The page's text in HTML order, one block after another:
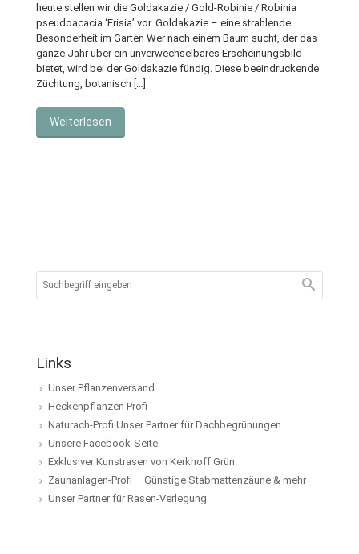
heute stellen wir die Goldakazie / Gold-Robinie / Robinia
pseudoacacia ‘Frisia’ vor. Goldakazie – eine strahlende
Besonderheit im Garten Wer nach einem Baum sucht, der das
ganze Jahr über ein unverwechselbares Erscheinungsbild
bietet, wird bei der Goldakazie fündig. Diese beeindruckende
Züchtung, botanisch […]
Weiterlesen
Links
Unser Pflanzenversand
Heckenpflanzen Profi
Naturach-Profi Unser Partner für Dachbegrünungen
Unsere Facebook-Seite
Exklusiver Kunstrasen von Kerkhoff Grün
Zaunanlagen-Profi – Günstige Stabmattenzäune & mehr
Unser Partner für Rasen-Verlegung